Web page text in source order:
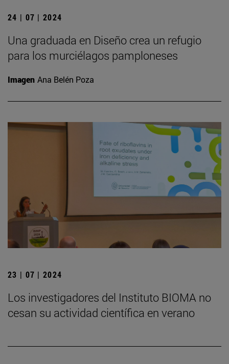
24 | 07 | 2024
Una graduada en Diseño crea un refugio
para los murciélagos pamploneses
Imagen Ana Belén Poza
23 | 07 | 2024
Los investigadores del Instituto BIOMA no
cesan su actividad científica en verano